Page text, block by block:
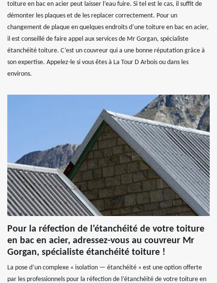
toiture en bac en acier peut laisser l’eau fuire. Si tel est le cas, il suffit de
démonter les plaques et de les replacer correctement. Pour un
changement de plaque en quelques endroits d’une toiture en bac en acier,
il est conseillé de faire appel aux services de Mr Gorgan, spécialiste
étanchéité toiture. C’est un couvreur qui a une bonne réputation grâce à
son expertise. Appelez-le si vous êtes à La Tour D Arbois ou dans les
environs.
Pour la réfection de l’étanchéité de votre toiture
en bac en acier, adressez-vous au couvreur Mr
Gorgan, spécialiste étanchéité toiture !
La pose d’un complexe « isolation — étanchéité » est une option offerte
par les professionnels pour la réfection de l’étanchéité de votre toiture en